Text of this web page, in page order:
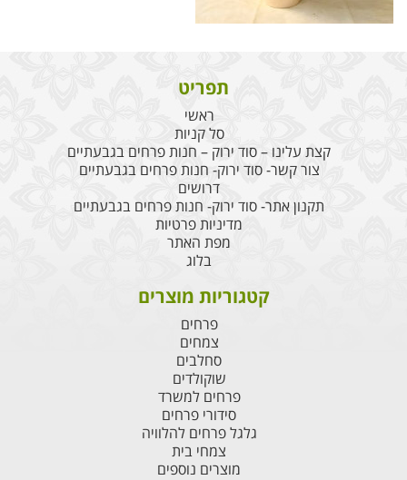
תפריט
ראשי
סל קניות
קצת עלינו – סוד ירוק – חנות פרחים בגבעתיים
צור קשר- סוד ירוק- חנות פרחים בגבעתיים
דרושים
תקנון אתר- סוד ירוק- חנות פרחים בגבעתיים
מדיניות פרטיות
מפת האתר
בלוג
קטגוריות מוצרים
פרחים
צמחים
סחלבים
שוקולדים
פרחים למשרד
סידורי פרחים
גלגל פרחים להלוויה
צמחי בית
מוצרים נוספים